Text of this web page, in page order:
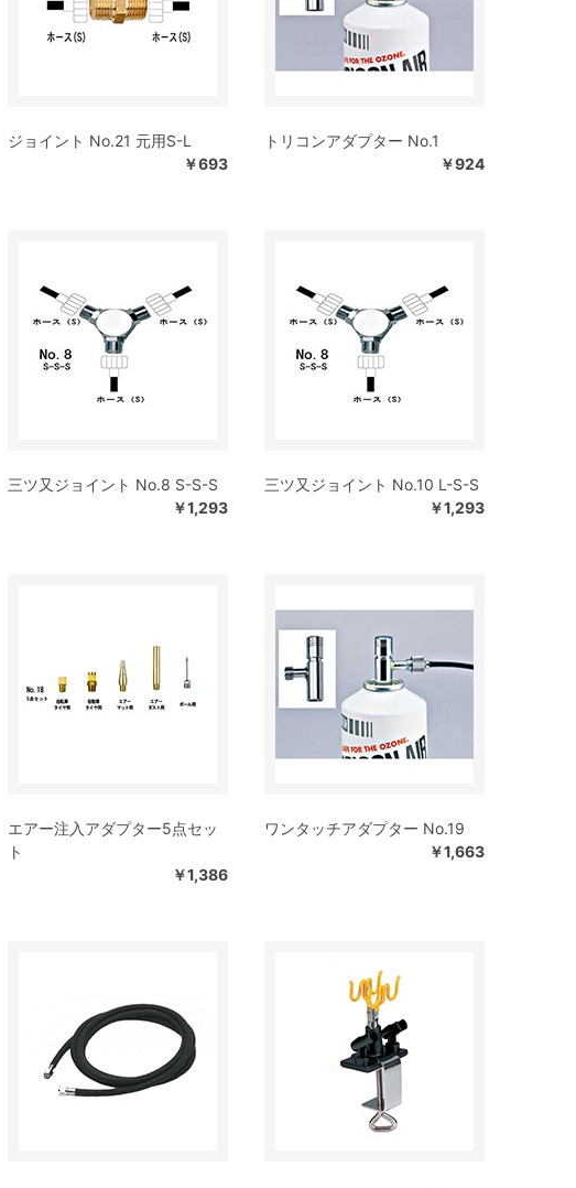
ジョイント No.21 元用S-L
￥693
トリコンアダプター No.1
￥924
三ツ又ジョイント No.8 S-S-S
￥1,293
三ツ又ジョイント No.10 L-S-S
￥1,293
エアー注入アダプター5点セッ
ト
￥1,386
ワンタッチアダプター No.19
￥1,663